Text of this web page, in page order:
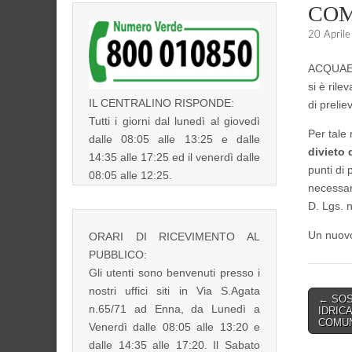
20
si è
di
Per tale
divieto
punti di
D. Lgs.
Un
Post
←
IL CENTRALINO RISPONDE:
Tutti i giorni dal lunedì al giovedì
dalle 08:05 alle 13:25 e dalle
14:35 alle 17:25 ed il venerdì dalle
08:05 alle 12:25.
ORARI DI RICEVIMENTO AL
PUBBLICO:
Gli utenti sono benvenuti presso i
nostri uffici siti in Via S.Agata
n.65/71 ad Enna, da Lunedì a
Venerdì dalle 08:05 alle 13:20 e
dalle 14:35 alle 17:20. Il Sabato